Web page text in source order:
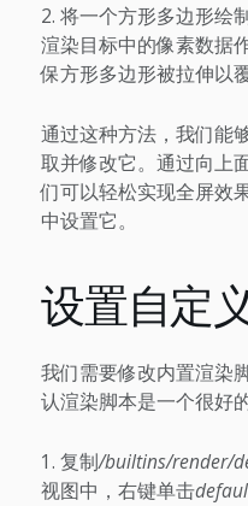
将一个方形多边形绘
渲染目标中的像素数据
保方形多边形被拉伸以
通过这种方法，我们能
取并修改它。通过向上
们可以轻松实现全屏效
中设置它。
设置自定
我们需要修改内置渲染
认渲染脚本是一个很好
复制/builtins/render/
视图中，右键单击